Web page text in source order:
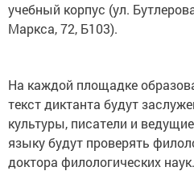
учебный корпус (ул.
Маркса, 72, Б103).
На каждой площадке
текст диктанта будут
культуры, писатели и
языку будут проверять
доктора филологических наук.